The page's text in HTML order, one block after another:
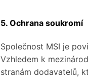
5. Ochrana soukromí
Společnost MSI je
Vzhledem k
stranám dodavatelů,